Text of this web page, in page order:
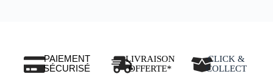
PAIEMENT
SÉCURISÉ
LIVRAISON
OFFERTE*
CLICK &
COLLECT